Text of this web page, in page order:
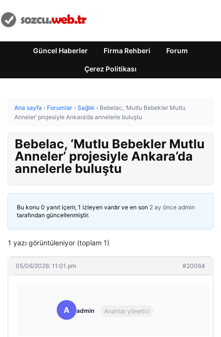
Güncel Haberler Firma Rehberi Forum
Çerez Politikası
Ana sayfa › Forumlar › Sağlık › Bebelac, ‘Mutlu Bebekler Mutlu
Anneler’ projesiyle Ankara’da annelerle buluştu
Bebelac, ‘Mutlu Bebekler Mutlu
Anneler’ projesiyle Ankara’da
annelerle buluştu
Bu konu 0 yanıt içerir, 1 izleyen vardır ve en son 2 ay önce admin
tarafından güncellenmiştir.
1 yazı görüntüleniyor (toplam 1)
05/06/2026: 11:01 pm #20064
A admin Anahtar yönetici